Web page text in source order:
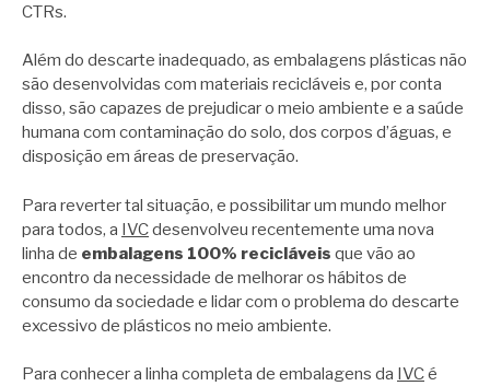
CTRs.
Além do descarte inadequado, as embalagens plásticas não
são desenvolvidas com materiais recicláveis e, por conta
disso, são capazes de prejudicar o meio ambiente e a saúde
humana com contaminação do solo, dos corpos d’águas, e
disposição em áreas de preservação.
Para reverter tal situação, e possibilitar um mundo melhor
para todos, a IVCdesenvolveu recentemente uma nova
linha de embalagens 100% recicláveis que vão ao
encontro da necessidade de melhorar os hábitos de
consumo da sociedade e lidar com o problema do descarte
excessivo de plásticos no meio ambiente.
Para conhecer a linha completa de embalagens da IVCé